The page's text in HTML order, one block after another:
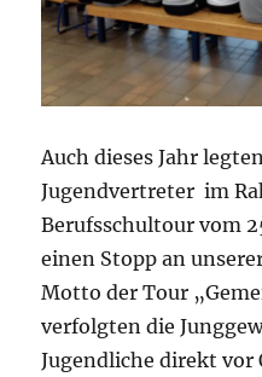
Auch dieses Jahr
Jugendvertreter im
Berufsschultour vom
einen Stopp an
Motto der Tour
verfolgten die
Jugendliche direkt vor